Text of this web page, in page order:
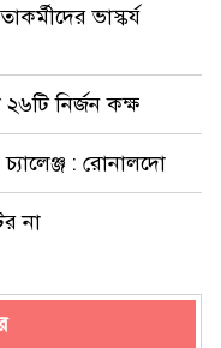
ভাস্কর্য
নির্জন কক্ষ
: রোনালদো
না